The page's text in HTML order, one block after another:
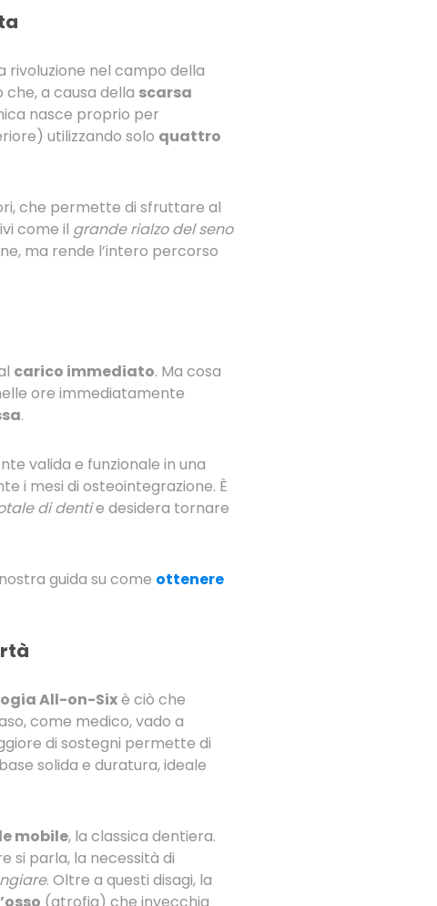
rivoluzione nel campo della
a causa della scarsa
nasce proprio per
utilizzando solo quattro
che permette di sfruttare al
come il grande rialzo del seno
ma rende l’intero percorso
carico immediato. Ma cosa
ore immediatamente
.
valida e funzionale in una
i mesi di osteointegrazione. È
di dentie desidera tornare
guida su come ottenere
All-on-Sixè ciò che
come medico, vado a
di sostegni permette di
solida e duratura, ideale
mobile, la classica dentiera.
si parla, la necessità di
. Oltre a questi disagi, la
(atrofia) che invecchia